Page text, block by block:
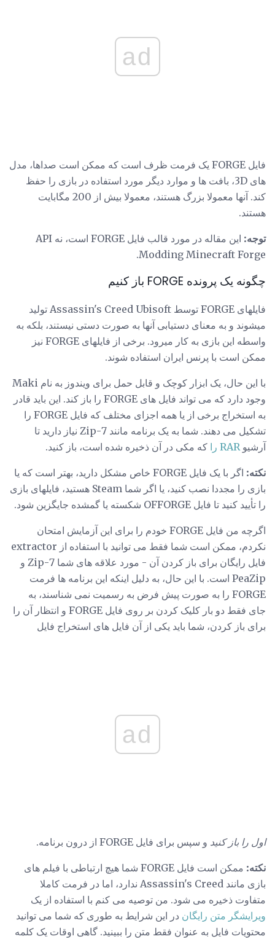
ad
فایل FORGE یک فرمت ظرف است که ممکن است صداها، مدل
های 3D، بافت ها و موارد دیگر مورد استفاده در بازی را حفظ
کند. آنها معمولا بزرگ هستند، معمولا بیش از 200 مگابایت
هستند.
توجه:
این مقاله در مورد قالب فایل FORGE است، نه API
Modding Minecraft Forge.
چگونه یک پرونده FORGE باز کنیم
فایلهای FORGE توسط Assassin's Creed Ubisoft تولید
میشوند و به معنای دستیابی آنها به صورت دستی نیستند، بلکه به
واسطه این بازی به کار میرود. برخی از فایلهای FORGE نیز
ممکن است با پرنس ایران استفاده شوند.
با این حال، یک ابزار کوچک و قابل حمل برای ویندوز به نام Maki
وجود دارد که می تواند فایل های FORGE را باز کند. این باید قادر
به استخراج برخی از یا همه اجزای مختلف که فایل FORGE را
تشکیل می دهند. شما به یک برنامه مانند 7-Zip نیاز دارید تا
آرشیوRAR را که مکی در آن ذخیره شده است، باز کنید.
نکته:
اگر با یک فایل FORGE خاص مشکل دارید، بهتر است که یا
بازی را مجددا نصب کنید، یا اگر شما Steam هستید، فایلهای بازی
را تأیید کنید تا فایل OFFORGE شکسته یا گمشده جایگزین شود.
اگرچه من فایل FORGE خودم را برای این آزمایش امتحان
نکردم، ممکن است شما فقط می توانید با استفاده از extractor
فایل رایگان برای باز کردن آن - مورد علاقه های شما 7-Zip و
PeaZip است. با این حال، به دلیل اینکه این برنامه ها فرمت
FORGE را به صورت پیش فرض به رسمیت نمی شناسند، به
جای فقط دو بار کلیک کردن بر روی فایل FORGE و انتظار آن را
برای باز کردن، شما باید یکی از آن فایل های استخراج فایل
ad
اول را باز کنید و سپس برای فایل FORGE از درون برنامه.
نکته:
ممکن است فایل FORGE شما هیچ ارتباطی با فیلم های
بازی مانند Assassin's Creed ندارد، اما در فرمت کاملا
متفاوت ذخیره می شود. من توصیه می کنم با استفاده از یک
ویرایشگر متن رایگان در این شرایط به طوری که شما می توانید
محتویات فایل به عنوان فقط متن را ببینید. گاهی اوقات یک کلمه